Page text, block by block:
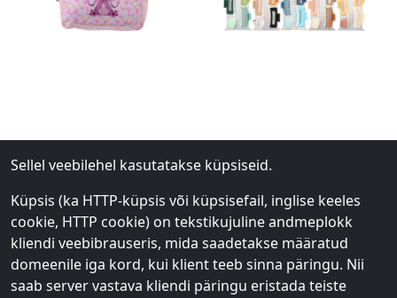
Sellel veebilehel kasutatakse küpsiseid.
Küpsis (ka HTTP-küpsis või küpsisefail, inglise keeles
cookie, HTTP cookie) on tekstikujuline andmeplokk
kliendi veebibrauseris, mida saadetakse määratud
domeenile iga kord, kui klient teeb sinna päringu. Nii
saab server vastava kliendi päringu eristada teiste